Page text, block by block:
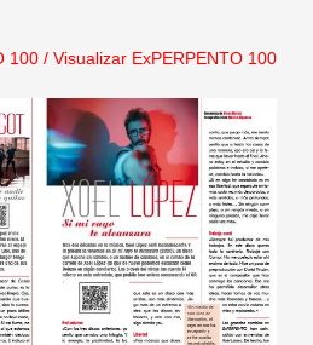
100/ Visualizar ExPERPENTO 100